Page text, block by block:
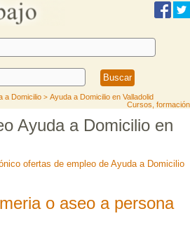
a Domicilio > Ayuda a Domicilio en Valladolid
Cursos, formación
Ayuda a Domicilio en
ofertas de empleo de Ayuda a Domicilio
o aseo a persona